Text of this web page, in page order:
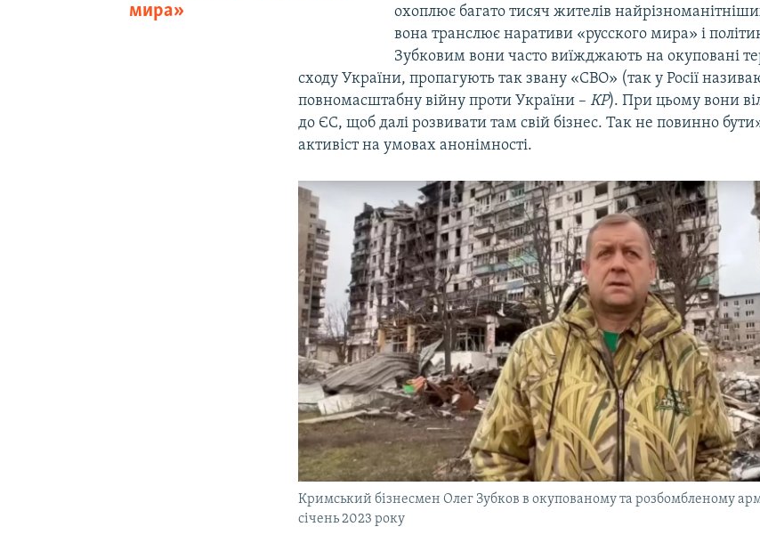
мира»
охоплює багато тисяч жителів
вона транслює наративи «русского мира» і
Зубковим вони часто виїжджають на окуповані
сходу України, пропагують так звану «СВО» (так у Росії
повномасштабну війну проти України –КР). При цьому вони
до ЄС, щоб далі розвивати там свій бізнес. Так не повинно
активіст на умовах анонімності.
Кримський бізнесмен Олег Зубков в окупованому та розбомбленому
січень 2023 року